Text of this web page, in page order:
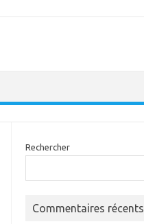
Rechercher
Commentaires récents